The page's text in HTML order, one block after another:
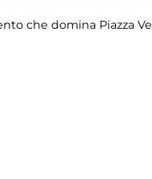
che domina Piazza